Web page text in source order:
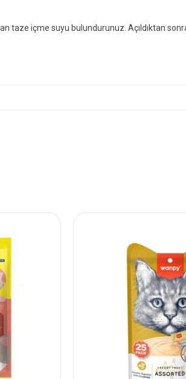
taze içme suyu bulundurunuz. Açıldıktan